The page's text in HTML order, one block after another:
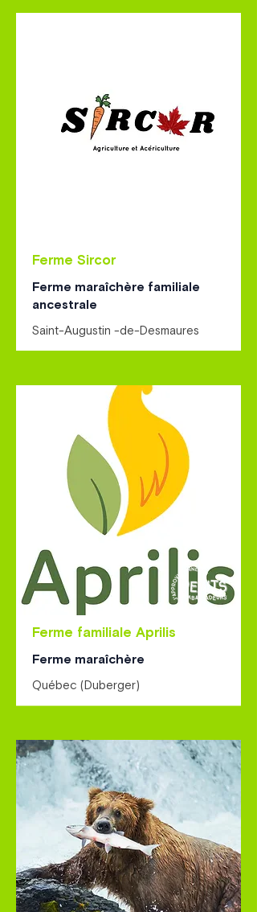
Ferme Sircor
Ferme maraîchère familiale
ancestrale
Saint-Augustin -de-Desmaures
Ferme familiale Aprilis
Ferme maraîchère
Québec (Duberger)